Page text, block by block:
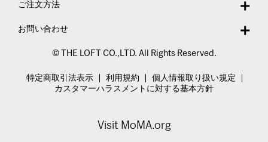
ご注文方法
お問い合わせ
© THE LOFT CO.,LTD. All Rights Reserved.
特定商取引法表示 利用規約
個人情報取り扱い規定
カスタマーハラスメントに対する基本方針
Visit MoMA.org